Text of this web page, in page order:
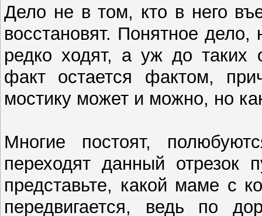
Дело не в том, кто в него
восстановят. Понятное
редко ходят, а уж до
факт остается фактом,
мостику может и можно, но
Многие постоят,
переходят данный отрезок
представьте, какой маме с
передвигается, ведь по